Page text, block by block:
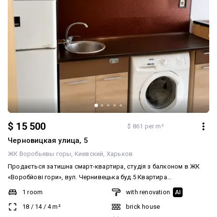
$ 15 500 $ 861 per m²
Черновицкая улица, 5
ЖК Воробьевы горы Киевский Харьков
Продається затишна смарт-квартира, студія з балконом в ЖК
«Воробйові гори», вул. Чернивецька буд.5 Квартира
розташована на 5-му поверсі сучасного будинку, площа 18 м²,
продумане студійне планування з ефективним зонуванням
простору, усе компактно, зручно й функціонально! Гарний стан —
1 room
18 / 14/ 4m²
with renovation AI
brick house